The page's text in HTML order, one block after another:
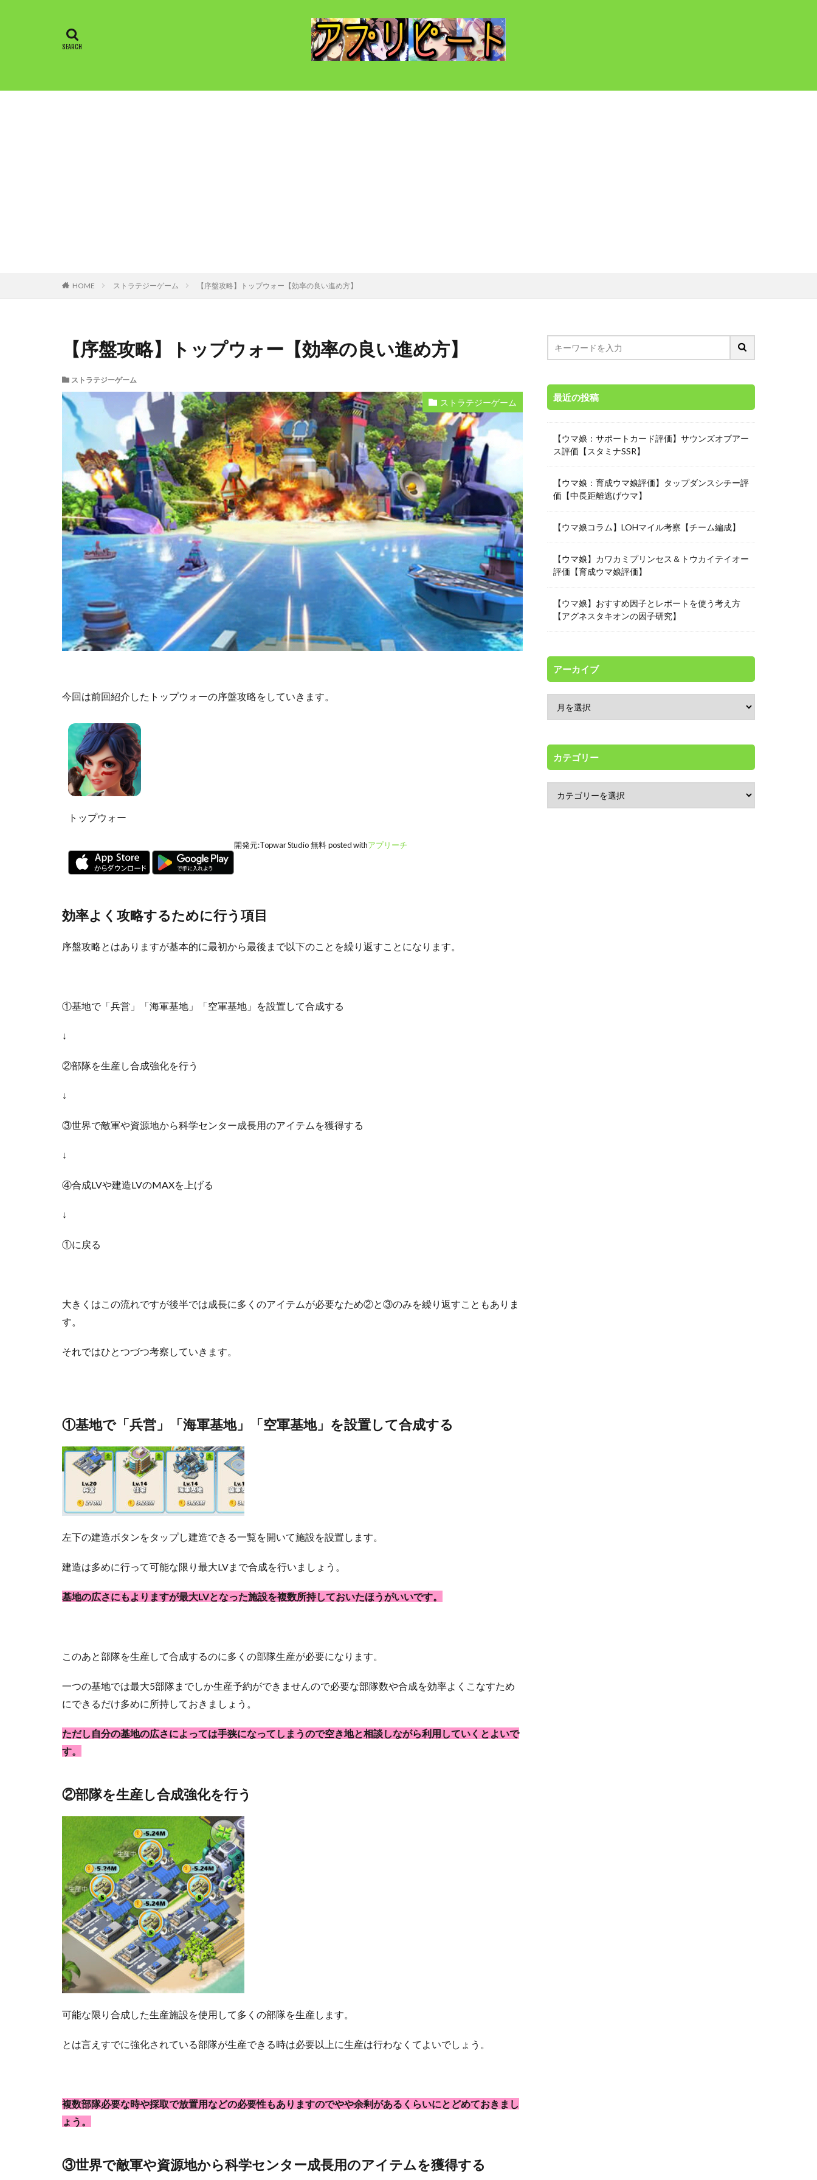
HOME ストラテジーゲーム 【序盤攻略】トップウォー【効率の良い進め方】
【序盤攻略】トップウォー【効率の良い進め方】
ストラテジーゲーム
ストラテジーゲーム
今回は前回紹介したトップウォーの序盤攻略をしていきます。
トップウォー
開発元:Topwar Studio 無料 posted withアプリーチ
効率よく攻略するために行う項目
序盤攻略とはありますが基本的に最初から最後まで以下のことを繰り返すことになります。
①基地で「兵営」「海軍基地」「空軍基地」を設置して合成する
↓
②部隊を生産し合成強化を行う
↓
③世界で敵軍や資源地から科学センター成長用のアイテムを獲得する
↓
④合成LVや建造LVのMAXを上げる
↓
①に戻る
大きくはこの流れですが後半では成長に多くのアイテムが必要なため②と③のみを繰り返すこともありま
す。
それではひとつづつ考察していきます。
①基地で「兵営」「海軍基地」「空軍基地」を設置して合成する
左下の建造ボタンをタップし建造できる一覧を開いて施設を設置します。
建造は多めに行って可能な限り最大LVまで合成を行いましょう。
基地の広さにもよりますが最大LVとなった施設を複数所持しておいたほうがいいです。
このあと部隊を生産して合成するのに多くの部隊生産が必要になります。
一つの基地では最大5部隊までしか生産予約ができませんので必要な部隊数や合成を効率よくこなすため
にできるだけ多めに所持しておきましょう。
ただし自分の基地の広さによっては手狭になってしまうので空き地と相談しながら利用していくとよいで
す。
②部隊を生産し合成強化を行う
可能な限り合成した生産施設を使用して多くの部隊を生産します。
とは言えすでに強化されている部隊が生産できる時は必要以上に生産は行わなくてよいでしょう。
複数部隊必要な時や採取で放置用などの必要性もありますのでやや余剰があるくらいにとどめておきまし
ょう。
③世界で敵軍や資源地から科学センター成長用のアイテムを獲得する
最近の投稿
【ウマ娘：サポートカード評価】サウンズオブアー
ス評価【スタミナSSR】
【ウマ娘：育成ウマ娘評価】タップダンスシチー評
価【中長距離逃げウマ】
【ウマ娘コラム】LOHマイル考察【チーム編成】
【ウマ娘】カワカミプリンセス＆トウカイテイオー
評価【育成ウマ娘評価】
【ウマ娘】おすすめ因子とレポートを使う考え方
【アグネスタキオンの因子研究】
アーカイブ
カテゴリー